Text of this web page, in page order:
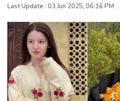
Last Update : 03 Jun 2025, 06:16 PM